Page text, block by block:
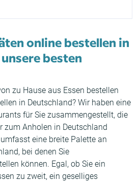
online bestellen in
besten
zu Hause aus Essen bestellen
in Deutschland? Wir haben eine
für Sie zusammengestellt, die
zum Anholen in Deutschland
eine breite Palette an
bei denen Sie
können. Egal, ob Sie ein
zu zweit, ein geselliges